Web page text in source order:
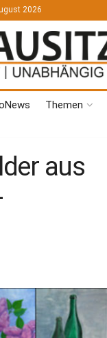
2026
Themen
aus